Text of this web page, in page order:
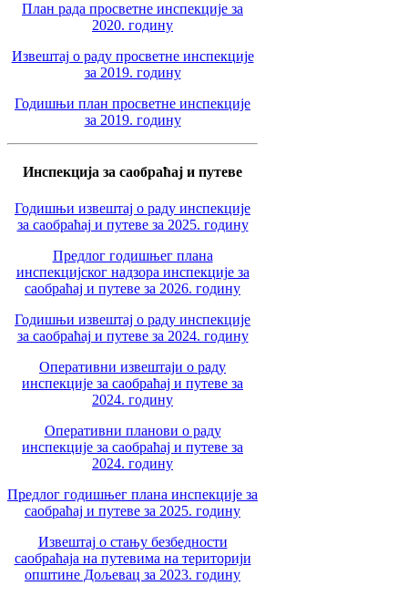
План рада просветне инспекције за
2020. годину
Извештај о раду просветне инспекције
за 2019. годину
Годишњи план просветне инспекције
за 2019. годину
Инспекција за саобраћај и путеве
Годишњи извештај о раду инспекције
за саобраћај и путеве за 2025. годину
Предлог годишњег плана
инспекцијског надзора инспекције за
саобраћај и путеве за 2026. годину
Годишњи извештај о раду инспекције
за саобраћај и путеве за 2024. годину
Оперативни извештаји о раду
инспекције за саобраћај и путеве за
2024. годину
Оперативни планови о раду
инспекције за саобраћај и путеве за
2024. годину
Предлог годишњег плана инспекције за
саобраћај и путеве за 2025. годину
Извештај о стању безбедности
саобраћаја на путевима на територији
општине Дољевац за 2023. годину